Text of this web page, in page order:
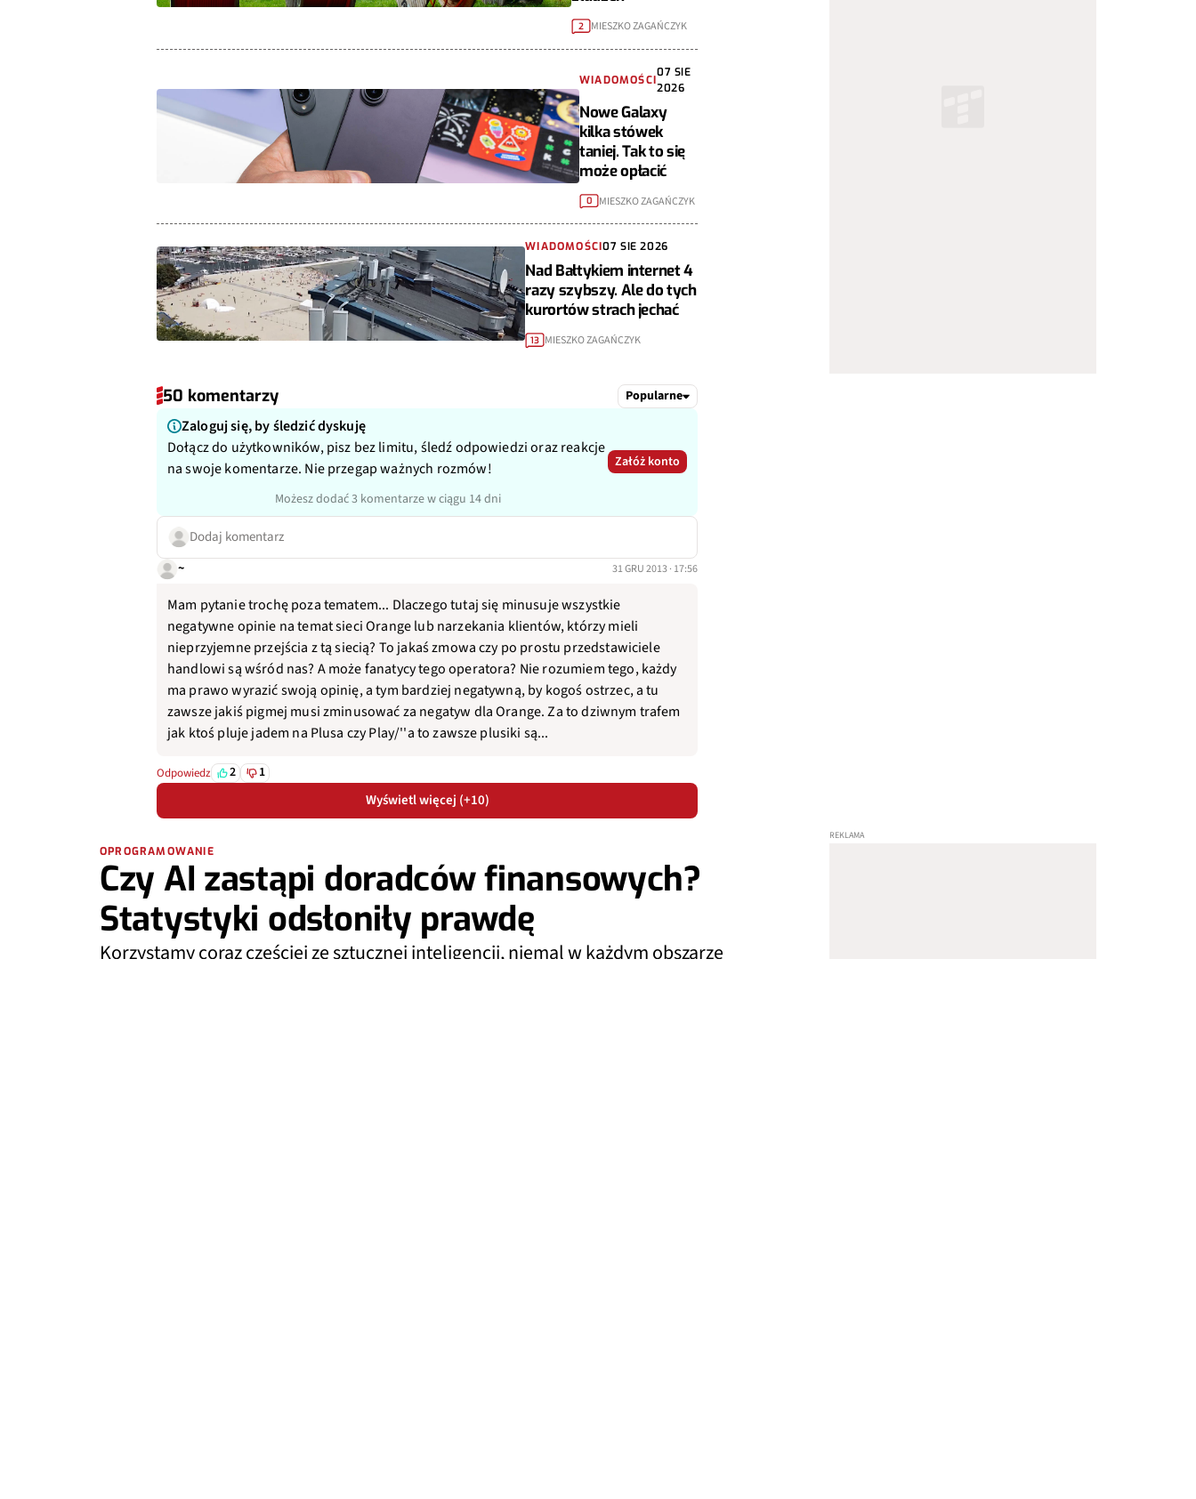
2 MIESZKO ZAGAŃCZYK
WIADOMOŚCI
07 SIE
2026
Nowe Galaxy
kilka stówek
taniej. Tak to się
może opłacić
0 MIESZKO ZAGAŃCZYK
WIADOMOŚCI07 SIE 2026
Nad Bałtykiem internet 4
razy szybszy. Ale do tych
kurortów strach jechać
13 MIESZKO ZAGAŃCZYK
50 komentarzy Popularne
Zaloguj się, by śledzić dyskuję
Dołącz do użytkowników, pisz bez limitu, śledź odpowiedzi oraz reakcje
na swoje komentarze. Nie przegap ważnych rozmów!
Możesz dodać 3 komentarze w ciągu 14 dni
Załóż konto
Dodaj komentarz
~ 31 GRU 2013 · 17:56
Mam pytanie trochę poza tematem... Dlaczego tutaj się minusuje wszystkie
negatywne opinie na temat sieci Orange lub narzekania klientów, którzy mieli
nieprzyjemne przejścia z tą siecią? To jakaś zmowa czy po prostu przedstawiciele
handlowi są wśród nas? A może fanatycy tego operatora? Nie rozumiem tego, każdy
ma prawo wyrazić swoją opinię, a tym bardziej negatywną, by kogoś ostrzec, a tu
zawsze jakiś pigmej musi zminusować za negatyw dla Orange. Za to dziwnym trafem
jak ktoś pluje jadem na Plusa czy Play/''a to zawsze plusiki są...
Odpowiedz 2 1
Wyświetl więcej (+10)
OPROGRAMOWANIE
Czy AI zastąpi doradców finansowych?
Statystyki odsłoniły prawdę
Korzystamy coraz częściej ze sztucznej inteligencji, niemal w każdym obszarze